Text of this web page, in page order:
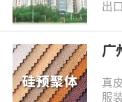
出
真
服